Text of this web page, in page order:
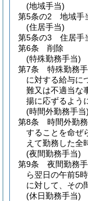
(地域手当)
第5条の2
地域手
(住居手当)
第5条の3
住居手
第6条
削除
(特殊勤務手当)
第7条
特殊勤務
に対する給与に
難又は不適当な
揚に応ずるよう
(時間外勤務手当)
第8条
時間外勤
することを命ぜ
えて勤務した全
(夜間勤務手当)
第9条
夜間勤務
ら翌日の午前5
に対して、その
(休日勤務手当)